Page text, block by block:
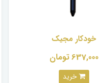
خودکار مجیک
637,000 تومان
خرید